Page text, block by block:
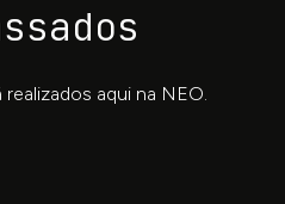
aqui na NEO.